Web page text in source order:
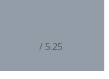
/ 5.25